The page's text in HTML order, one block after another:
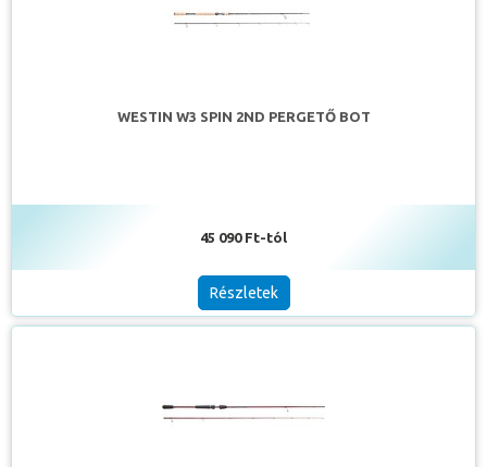
WESTIN W3 SPIN 2ND PERGETŐ BOT
45 090 Ft-tól
Részletek